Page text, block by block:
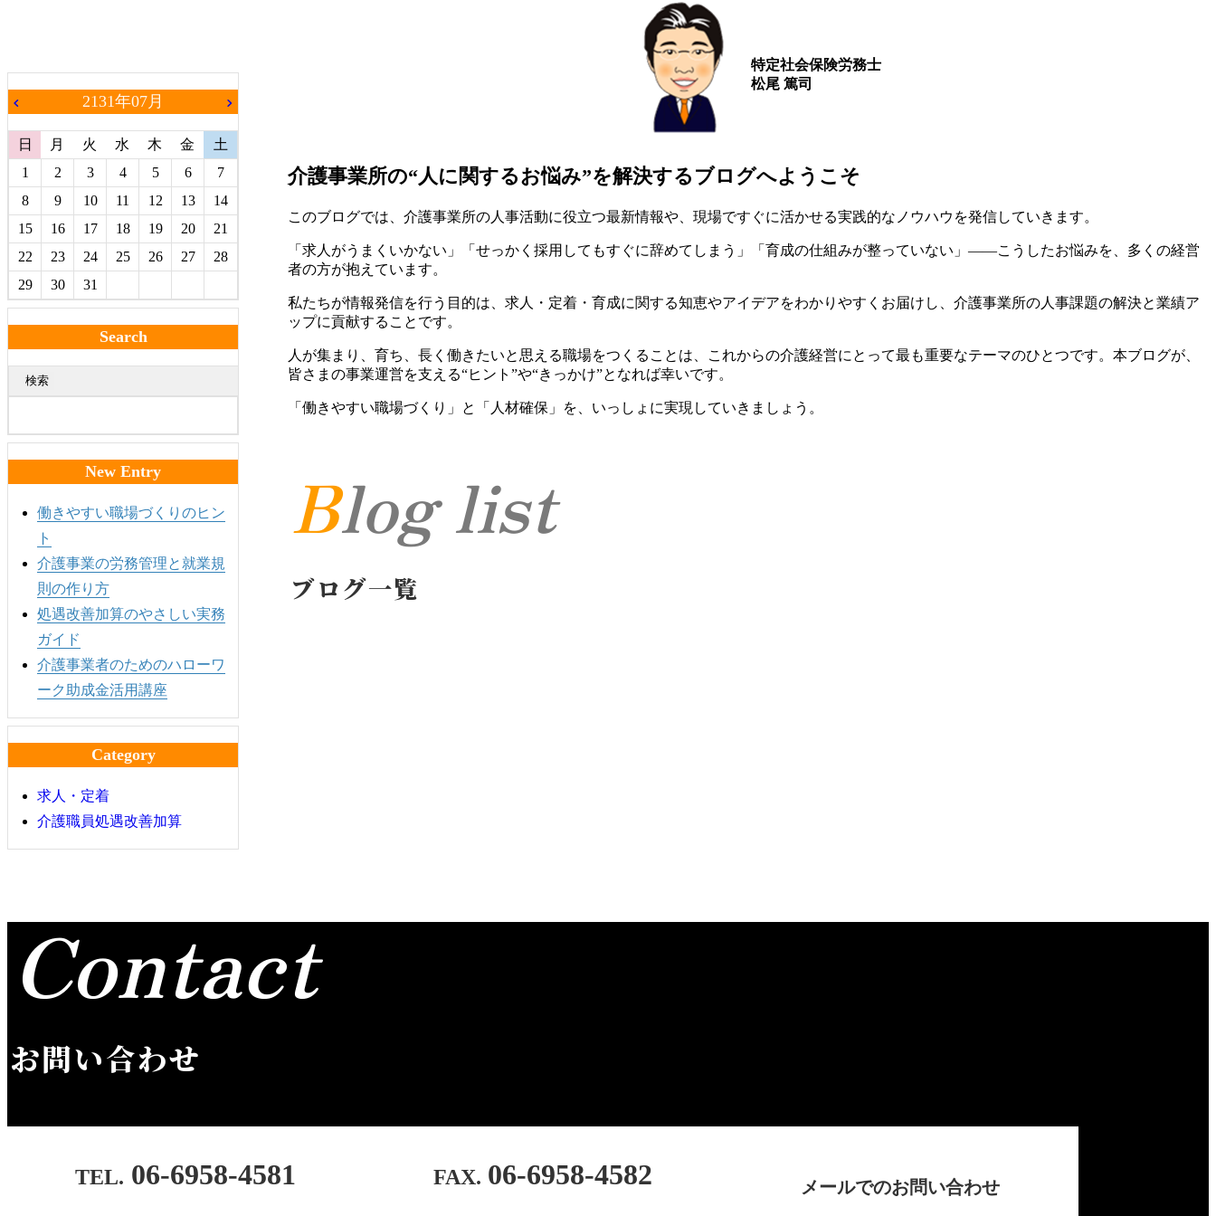
特定社会保険労務士
松尾 篤司
介護事業所の“人に関するお悩み”を解決するブログへようこそ
このブログでは、介護事業所の人事活動に役立つ最新情報や、現場ですぐに活かせる実践的なノウハウを発信していきます。
「求人がうまくいかない」「せっかく採用してもすぐに辞めてしまう」「育成の仕組みが整っていない」――こうしたお悩みを、多くの経営
者の方が抱えています。
私たちが情報発信を行う目的は、求人・定着・育成に関する知恵やアイデアをわかりやすくお届けし、介護事業所の人事課題の解決と業績ア
ップに貢献することです。
人が集まり、育ち、長く働きたいと思える職場をつくることは、これからの介護経営にとって最も重要なテーマのひとつです。本ブログが、
皆さまの事業運営を支える“ヒント”や“きっかけ”となれば幸いです。
「働きやすい職場づくり」と「人材確保」を、いっしょに実現していきましょう。
Blog list
ブログ一覧
chevron_left 2131年07月 chevron_right
日 月 火 水 木 金
土
1
2 3 4 5 6
7
8
9 10 11 12 13
14
15
16 17 18 19 20
21
22
23 24 25 26 27
28
29
30 31
Search
検索
New Entry
働きやすい職場づくりのヒン
ト
介護事業の労務管理と就業規
則の作り方
処遇改善加算のやさしい実務
ガイド
介護事業者のためのハローワ
ーク助成金活用講座
Category
求人・定着
介護職員処遇改善加算
Contact
お問い合わせ
06-6958-4581 06-6958-4582 メールでのお問い合わせ